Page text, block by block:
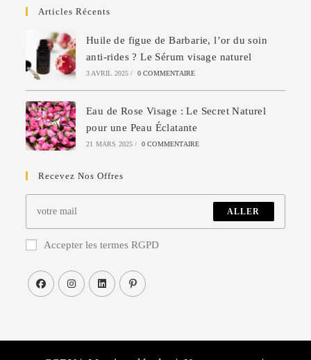
Articles Récents
Huile de figue de Barbarie, l’or du soin
anti-rides ? Le Sérum visage naturel
3 AVRIL 2025 / 0 COMMENTAIRE
Eau de Rose Visage : Le Secret Naturel
pour une Peau Éclatante
21 MARS 2025 / 0 COMMENTAIRE
Recevez Nos Offres
ALLER
Accepter les termes RGPD